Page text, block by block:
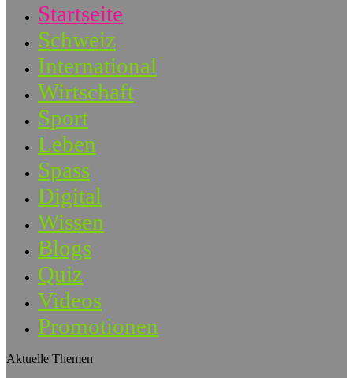
Startseite
Schweiz
International
Wirtschaft
Sport
Leben
Spass
Digital
Wissen
Blogs
Quiz
Videos
Promotionen
Aktuelle Themen